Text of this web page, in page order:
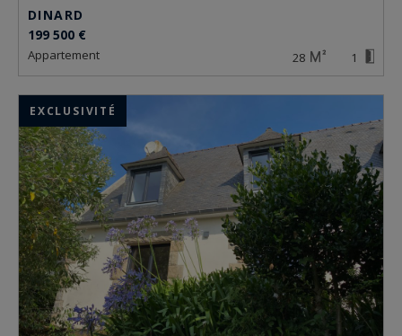
DINARD
199 500 €
appartement 28 1
EXCLUSIVITÉ